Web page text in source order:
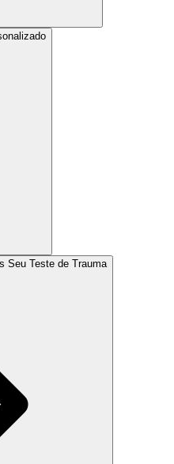
Seu Teste de Trauma